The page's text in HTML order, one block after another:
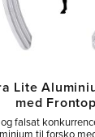
Lite
med
falsat